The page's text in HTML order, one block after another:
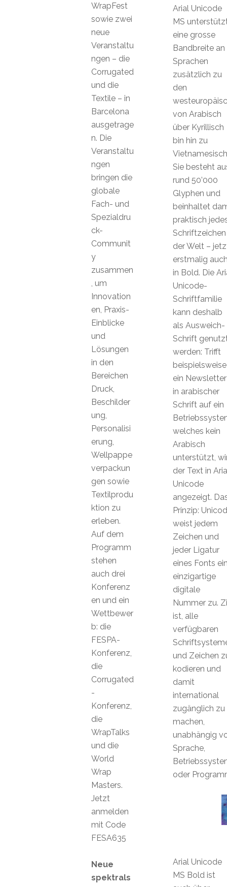
Arial Unicode
MS
eine grosse
Bandbreite an
Sprachen
zusätzlich zu
den
von Arabisch
über Kyrillisch
bin hin zu
Sie besteht
rund 50’000
Glyphen und
beinhaltet
praktisch
Schriftzeichen
der Welt –
erstmalig
in Bold. Die
Unicode-
Schriftfamilie
kann deshalb
als Ausweich-
Schrift
werden: Trifft
beispielsweise
ein Newsletter
in arabischer
Schrift auf ein
welches kein
Arabisch
unterstützt,
der Text in
Unicode
angezeigt.
Prinzip:
weist jedem
Zeichen und
jeder Ligatur
eines Fonts
einzigartige
digitale
Nummer zu.
ist, alle
verfügbaren
und Zeichen
kodieren und
damit
international
zugänglich zu
machen,
unabhängig
Sprache,
oder
Arial Unicode
MS Bold ist
WrapFest
sowie zwei
neue
Veranstaltu
ngen – die
Corrugated
und die
Textile – in
Barcelona
ausgetrage
n. Die
Veranstaltu
ngen
bringen die
globale
Fach- und
Spezialdru
ck-
Communit
y
zusammen
, um
Innovation
en, Praxis-
Einblicke
und
Lösungen
in den
Bereichen
Druck,
Beschilder
ung,
Personalisi
erung,
Wellpappe
verpackun
gen sowie
Textilprodu
ktion zu
erleben.
Auf dem
Programm
stehen
auch drei
Konferenz
en und ein
Wettbewer
b: die
FESPA-
Konferenz,
die
Corrugated
-
Konferenz,
die
WrapTalks
und die
World
Wrap
Masters.
Jetzt
anmelden
mit Code
FESA635
Neue
spektrals